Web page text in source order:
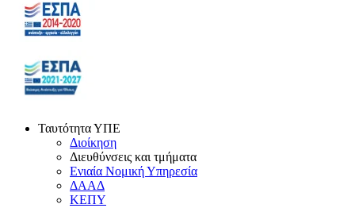
Ταυτότητα ΥΠΕ
Διοίκηση
Διευθύνσεις και τμήματα
Ενιαία Νομική Υπηρεσία
ΔΑΑΔ
ΚΕΠΥ